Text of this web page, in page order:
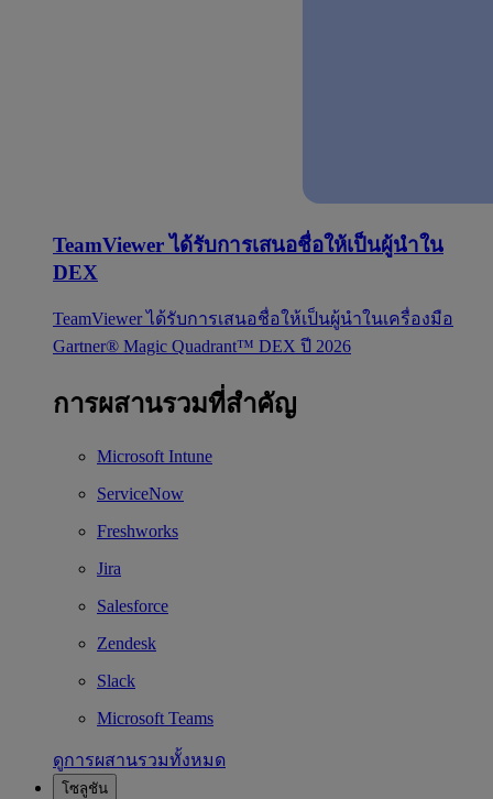
TeamViewer ได้รับการเสนอชื่อให้เป็นผู้นำใน
DEX
TeamViewer ได้รับการเสนอชื่อให้เป็นผู้นำในเครื่องมือ
Gartner® Magic Quadrant™ DEX ปี 2026
การผสานรวมที่สำคัญ
Microsoft Intune
ServiceNow
Freshworks
Jira
Salesforce
Zendesk
Slack
Microsoft Teams
ดูการผสานรวมทั้งหมด
โซลูชัน